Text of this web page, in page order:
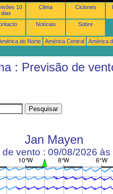
10
dias
Clima Ciclones
Notícias Sobre
do Norte América Central
América
: Previsão de
Jan Mayen
de vento : 09/08/2026 às